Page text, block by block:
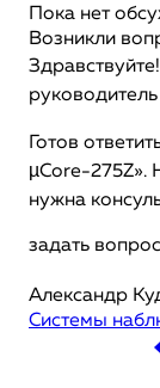
Пока нет
Возникли
Готов
µCore-275Z».
нужна
задать вопрос
Александр
Системы